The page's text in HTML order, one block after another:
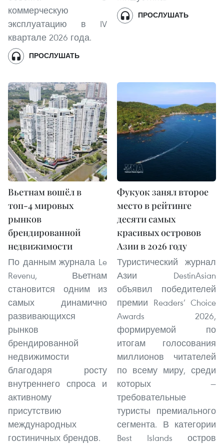
коммерческую
эксплуатацию в IV
квартале 2026 года.
ПРОСЛУШАТЬ
ПРОСЛУШАТЬ
Вьетнам вошёл в
топ-4 мировых
рынков
брендированной
недвижимости
По данным журнала Le
Revenu, Вьетнам
становится одним из
самых динамично
развивающихся
рынков
брендированной
недвижимости
благодаря росту
внутреннего спроса и
активному
присутствию
международных
гостиничных брендов.
Фукуок занял второе
место в рейтинге
десяти самых
красивых островов
Азии в 2026 году
Туристический журнал
Азии DestinAsian
объявил победителей
премии Readers’ Choice
Awards 2026,
формируемой по
итогам голосования
миллионов читателей
по всему миру, среди
которых —
требовательные
туристы премиального
сегмента. В категории
Best Islands остров